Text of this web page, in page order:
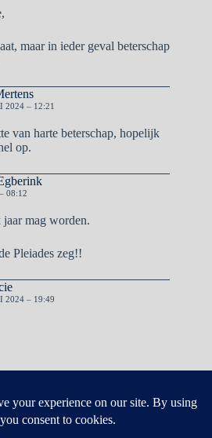
maar in ieder geval beterschap
2024 – 12:21
van harte beterschap, hopelijk
op.
08:12
jaar mag worden.
Pleiades zeg!!
2024 – 19:49
zijn gesloten.